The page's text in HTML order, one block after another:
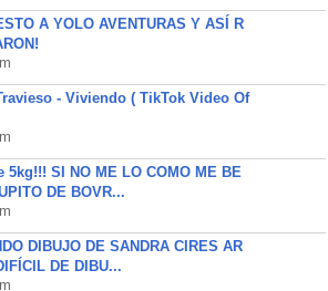
A YOLO AVENTURAS Y ASÍ R
- Viviendo ( TikTok Video Of
5kg!!! SI NO ME LO COMO ME BE
DE BOVR...
DIBUJO DE SANDRA CIRES AR
DE DIBU...